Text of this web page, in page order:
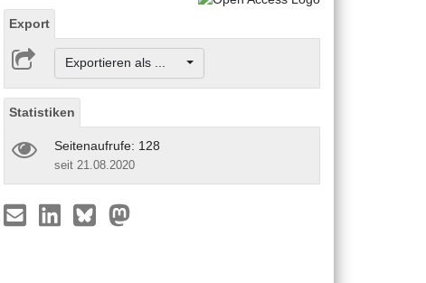
Export
Exportieren als ...
Statistiken
Seitenaufrufe: 128
seit 21.08.2020